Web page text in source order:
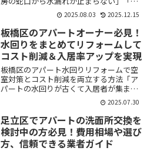
ッチン水栓が壊れて営業に支障が出て困
っている」「水回りのトラブルはどこに
頼めばいいの？」。荒川区で飲食店を経
営されている方にとって、...
2025.08.03 2025.12.15
板橋区のアパートオーナー必見！
水回りをまとめてリフォームして
コスト削減＆入居率アップを実現
板橋区のアパート水回りリフォームで空
室対策とコスト削減を両立する方法「ア
パートの水回りが古くて入居者が集まら
ない」「リフォーム費用が高くて困って
いる」「水回りだけでもきれいにしたい
けど、どこから手をつけて良いかわから
ない」――このようなお悩...
2025.07.30
足立区でアパートの洗面所交換を
検討中の方必見！費用相場や選び
方、信頼できる業者ガイド